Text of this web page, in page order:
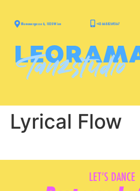
Blumauergasse 6, 1020 Wien +43 668 826936-7
Lyrical Flow
LET’S DANCE